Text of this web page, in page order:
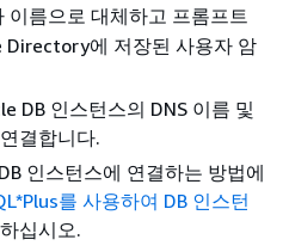
이름으로 대체하고 프롬프트
에 저장된 사용자 암
DB 인스턴스의 DNS 이름 및
결합니다.
인스턴스에 연결하는 방법에
를 사용하여 DB 인스턴
십시오.